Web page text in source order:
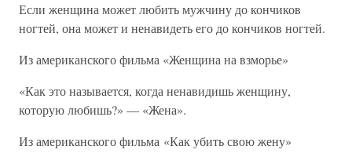
Если женщина может любить мужчину до кончиков
ногтей, она может и ненавидеть его до кончиков ногтей.
Из американского фильма «Женщина на взморье»
«Как это называется, когда ненавидишь женщину,
которую любишь?» — «Жена».
Из американского фильма «Как убить свою жену»